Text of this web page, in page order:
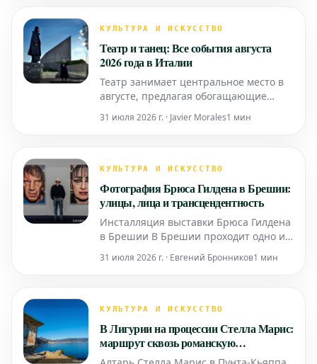
стереотипы о женственности, показав,
гармонично
КУЛЬТУРА И ИСКУССТВО
Театр и танец: Все события августа
2026 года в Италии
Театр занимает центральное место в
августе, предлагая обогащающие
возможности для досуга и
размышлений. По всему полуострову
Motion» в Бассано-дель-Граппа,
Апеннинах, «Ginesio Fest» в М
31 июля 2026 г. · Javier Morales1 мин
КУЛЬТУРА И ИСКУССТВО
Фотография Брюса Гилдена в Брешии:
улицы, лица и трансцендентность
Инсталляция выставки Брюса Гилдена
в Брешии В Брешии проходит одно из
самых значительных событий
последних лет – масштабная
посвященная Брюсу Гилдену (Нью-
Сопровождаемая
31 июля 2026 г. · Евгений Бронников1 мин
КУЛЬТУРА И ИСКУССТВО
В Лигурии на процессии Стелла Марис:
маршрут сквозь романскую
архитектуру, мозаики XX века,